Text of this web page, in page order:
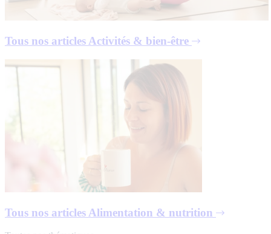
Tous nos articles Activités & bien-être
Tous nos articles Alimentation & nutrition